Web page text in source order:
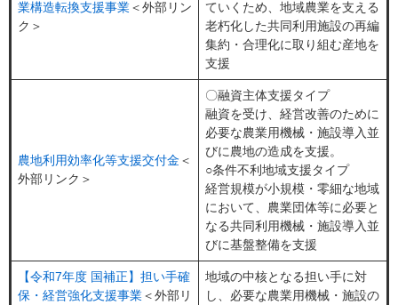
業構造転換支援事業＜外部リン
ク＞
ていくため、地域農業を支える
老朽化した共同利用施設の再編
集約・合理化に取り組む産地を
支援
農地利用効率化等支援交付金 ＜
外部リンク＞
〇融資主体支援タイプ
融資を受け、経営改善のために
必要な農業用機械・施設導入並
びに農地の造成を支援。
○条件不利地域支援タイプ
経営規模が小規模・零細な地域
において、農業団体等に必要と
なる共同利用機械・施設導入並
びに基盤整備を支援
【令和7年度 国補正】担い手確
保・経営強化支援事業＜外部リ
地域の中核となる担い手に対
し、必要な農業用機械・施設の